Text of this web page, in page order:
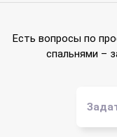
Есть вопросы по
спальнями –